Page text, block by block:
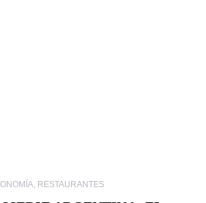
RESTAURANTES